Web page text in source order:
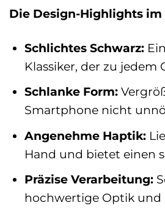
Die Design-Highlights
Schlichtes Schwarz:
Klassiker, der zu jedem
Schlanke Form:
Smartphone nicht
Angenehme Haptik:
Hand und bietet einen
Präzise Verarbeitung:
hochwertige Optik und